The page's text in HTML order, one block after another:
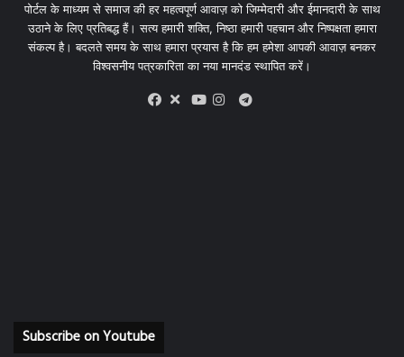
पोर्टल के माध्यम से समाज की हर महत्वपूर्ण आवाज़ को जिम्मेदारी और ईमानदारी के साथ
उठाने के लिए प्रतिबद्ध हैं। सत्य हमारी शक्ति, निष्ठा हमारी पहचान और निष्पक्षता हमारा
संकल्प है। बदलते समय के साथ हमारा प्रयास है कि हम हमेशा आपकी आवाज़ बनकर
विश्वसनीय पत्रकारिता का नया मानदंड स्थापित करें।
X
Telegram
Subscribe on Youtube